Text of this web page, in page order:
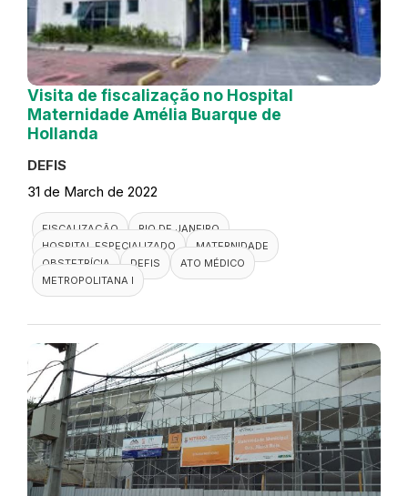
Visita de fiscalização no Hospital
Maternidade Amélia Buarque de
Hollanda
DEFIS
31 de March de 2022
FISCALIZAÇÃO
RIO DE JANEIRO
HOSPITAL ESPECIALIZADO
MATERNIDADE
OBSTETRÍCIA
DEFIS
ATO MÉDICO
METROPOLITANA I